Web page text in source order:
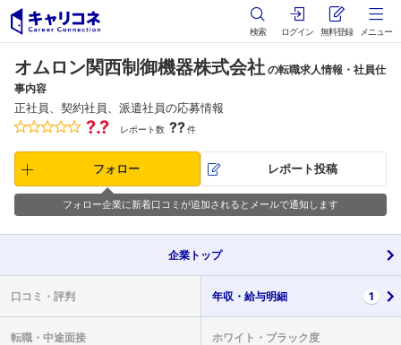
検索 ログイン 無料登録 メニュー
オムロン関西制御機器株式会社 の転職求人情報・社員仕
事内容
正社員、契約社員、派遣社員の応募情報
?.? レポート数 ??件
フォロー レポート投稿
フォロー企業に新着口コミが追加されるとメールで通知します
企業 トップ
口コミ・ 評判 年収・ 給与明細 1
転職・ 中途面接 ホワイト・ ブラック度